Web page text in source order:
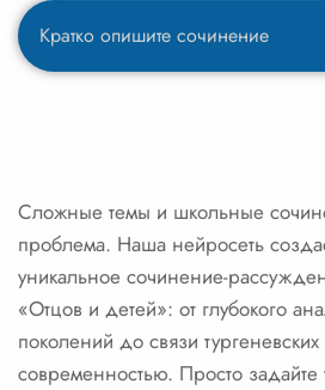
Сложные темы и школьные
проблема. Наша нейросеть
уникальное сочинение-
«Отцов и детей»: от глубокого
поколений до связи
современностью. Просто